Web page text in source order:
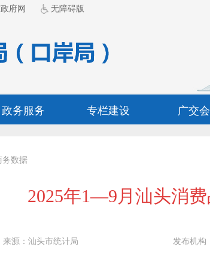
府网 无障碍版
政务服务 专栏建设 广交会
务数据
2025年1—9月汕头消
来源：汕头市统计局 发布机构